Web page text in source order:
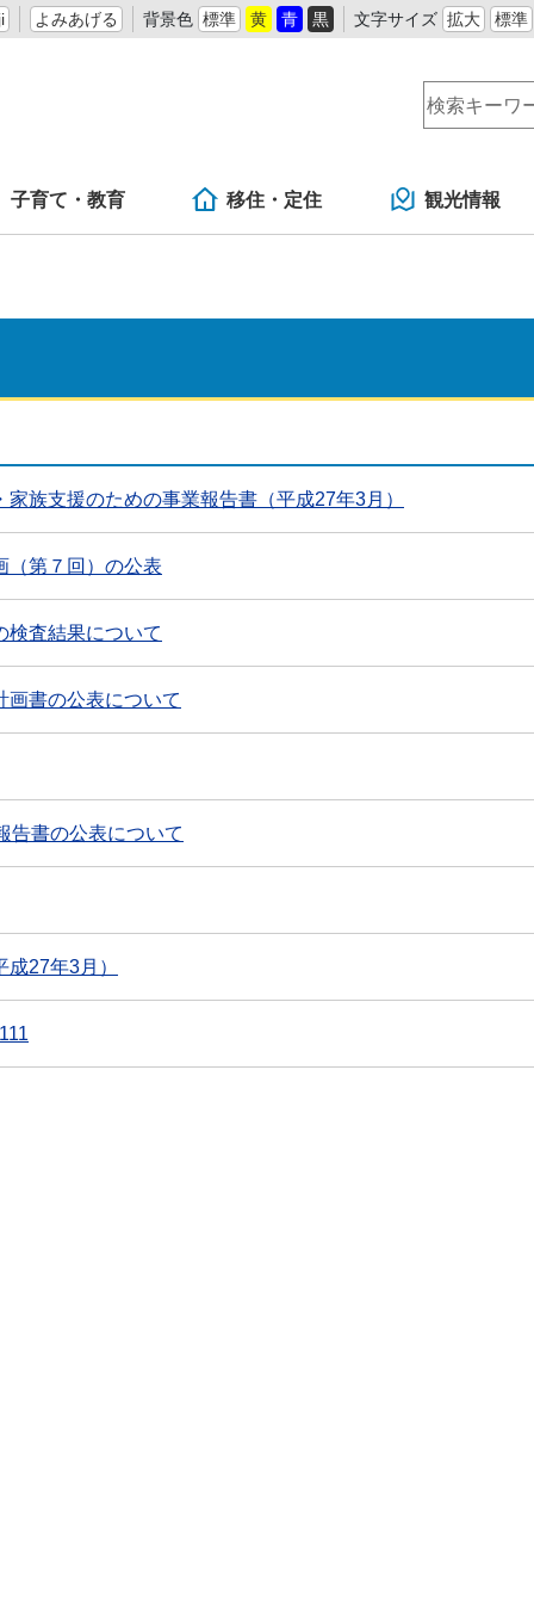
よみあげる 背景色 標準 黄 青 黒 文字サイズ 拡大 標準
子育て・教育 移住・定住 観光情報
族支援のための事業報告書（平成27年3月）
（第７回）の公表
検査結果について
画書の公表について
告書の公表について
27年3月）